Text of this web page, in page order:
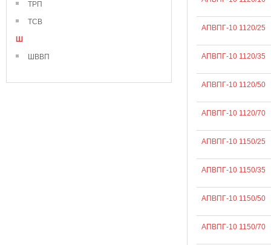
ТРП
ТСВ
Ш
ШВВП
АПВПГ-10 1120/25
АПВПГ-10 1120/35
АПВПГ-10 1120/50
АПВПГ-10 1120/70
АПВПГ-10 1150/25
АПВПГ-10 1150/35
АПВПГ-10 1150/50
АПВПГ-10 1150/70